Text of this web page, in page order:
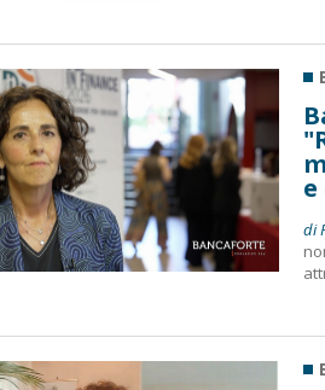
di